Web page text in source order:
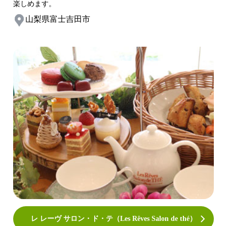
楽しめます。
山梨県富士吉田市
レ レーヴ サロン・ド・テ（Les Rêves Salon de thé）